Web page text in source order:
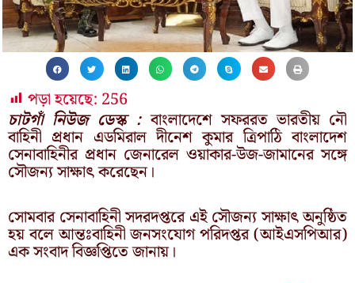
পড়া হয়েছে: 256
চাটগাঁ নিউজ ডেস্ক :বাংলাদেশে সফররত ভারতীয় নৌ
বাহিনী প্রধান এডমিরাল দীনেশ কুমার ত্রিপাঠি বাংলাদেশ
সেনাবাহিনীর প্রধান জেনারেল ওয়াকার-উজ-জামানের সঙ্গে
সৌজন্য সাক্ষাৎ করেছেন।
সোমবার সেনাবাহিনী সদরদপ্তরে এই সৌজন্য সাক্ষাৎ অনুষ্ঠিত
হয় বলে আন্তঃবাহিনী জনসংযোগ পরিদপ্তর (আইএসপিআর)
এক সংবাদ বিজ্ঞপ্তিতে জানায়।